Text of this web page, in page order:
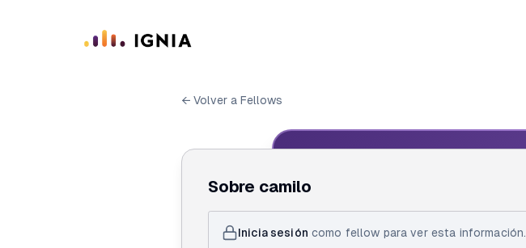
← Volver a Fellows
ID de Fellow
Sobre camilo
Inicia sesión como fellow para ver esta información.